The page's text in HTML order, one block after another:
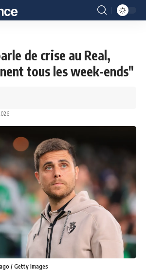
de crise au Real,
tous les week-ends"
/ Getty Images